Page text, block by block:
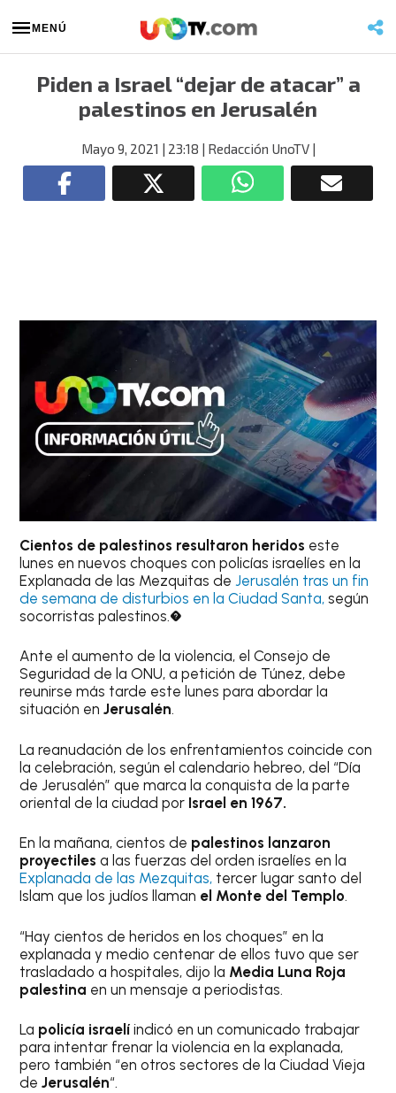
MENÚ
Piden a Israel “dejar de atacar” a
palestinos en Jerusalén
Mayo 9, 2021 | 23:18 | Redacción UnoTV|
Cientos de palestinos resultaron heridos este
lunes en nuevos choques con policías israelíes en la
Explanada de las Mezquitas de Jerusalén tras un fin
de semana de disturbios en la Ciudad Santa,según
socorristas palestinos.�
Ante el aumento de la violencia, el Consejo de
Seguridad de la ONU, a petición de Túnez, debe
reunirse más tarde este lunes para abordar la
situación enJerusalén.
La reanudación de los enfrentamientos coincide con
la celebración, según el calendario hebreo, del “Día
de Jerusalén” que marca la conquista de la parte
oriental de la ciudad por Israel en 1967.
En la mañana, cientos de palestinos lanzaron
proyectilesa las fuerzas del orden israelíes en la
Explanada de las Mezquitas, tercer lugar santo del
Islam que los judíos llaman el Monte del Templo.
“Hay cientos de heridos en los choques” en la
explanada y medio centenar de ellos tuvo que ser
trasladado a hospitales, dijo la Media Luna Roja
palestina en un mensaje a periodistas.
La policía israelíindicó en un comunicado trabajar
para intentar frenar la violencia en la explanada,
pero también “en otros sectores de la Ciudad Vieja
deJerusalén“.